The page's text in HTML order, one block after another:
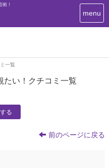
！
T
o
t
menu
一覧
たい！クチコミ一覧
る
前のページに戻る